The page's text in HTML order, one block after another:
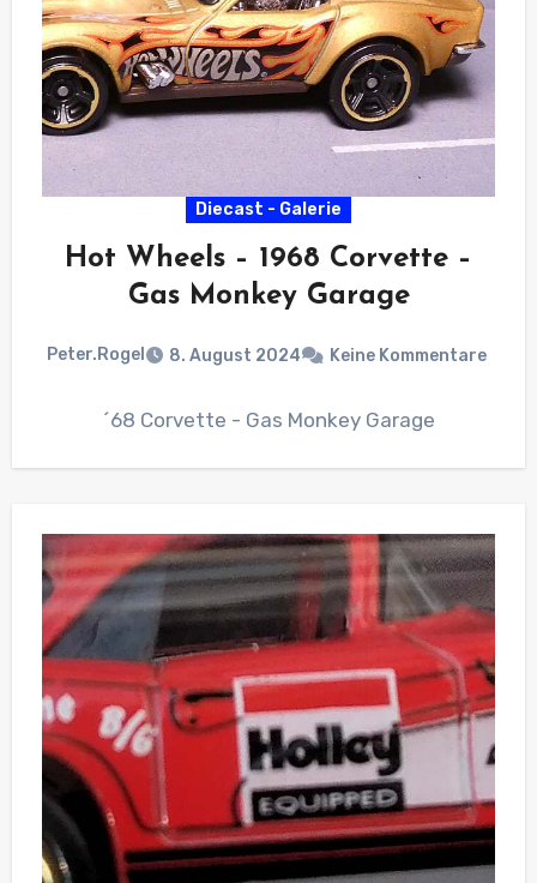
Diecast - Galerie
Hot Wheels – 1968 Corvette –
Gas Monkey Garage
Peter.Rogel 8. August 2024 Keine Kommentare
´68 Corvette - Gas Monkey Garage